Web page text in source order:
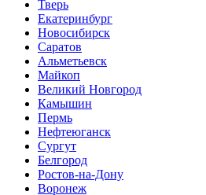
Тверь
Екатеринбург
Новосибирск
Саратов
Альметьевск
Майкоп
Великий Новгород
Камышин
Пермь
Нефтеюганск
Сургут
Белгород
Ростов-на-Дону
Воронеж